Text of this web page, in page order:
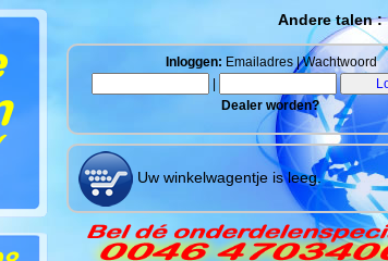
Andere talen :
Inloggen: Emailadres | Wachtwoord
Dealer worden?
Uw winkelwagentje is leeg.